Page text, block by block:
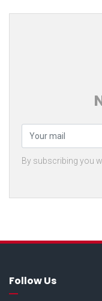
By subscribing you
Follow Us